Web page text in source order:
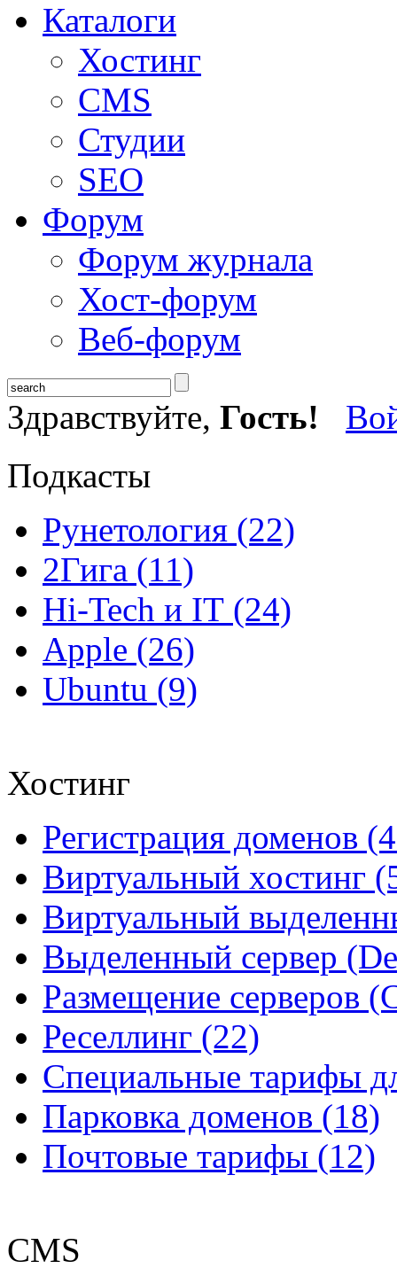
Каталоги
Хостинг
CMS
Студии
SEO
Форум
Форум журнала
Хост-форум
Веб-форум
Здравствуйте, Гость!
Подкасты
Рунетология (22)
2Гига (11)
Hi-Tech и IT (24)
Apple (26)
Ubuntu (9)
Хостинг
Регистрация доменов
Виртуальный хостинг
Виртуальный
Выделенный сервер
Размещение серверов
Реселлинг (22)
Специальные тарифы
Парковка доменов (18)
Почтовые тарифы (12)
CMS